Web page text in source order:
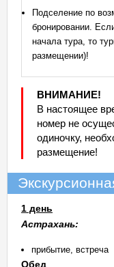
Подселение по
бронировании.
начала тура, то
размещении)!
ВНИМАНИЕ!
В настоящее
номер не
одиночку,
размещение!
1 день
Астрахань:
прибытие, встреча
Обед